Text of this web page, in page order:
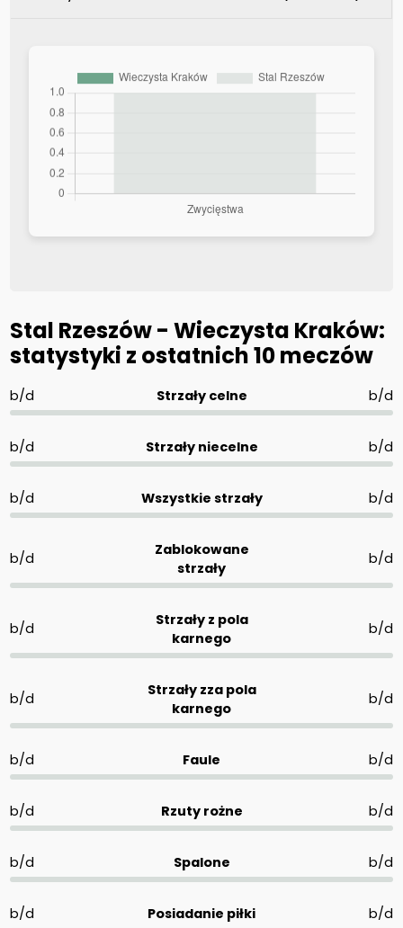
Stal Rzeszów - Wieczysta Kraków:
statystyki z ostatnich 10 meczów
b/d Strzały celne b/d
b/d Strzały niecelne b/d
b/d Wszystkie strzały b/d
b/d
Zablokowane
strzały
b/d
b/d
Strzały z pola
karnego
b/d
b/d
Strzały zza pola
karnego
b/d
b/d Faule b/d
b/d Rzuty rożne b/d
b/d Spalone b/d
b/d Posiadanie piłki b/d